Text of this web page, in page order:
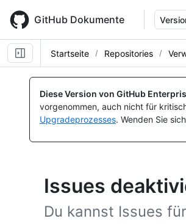
main
content
GitHub Dokumente
Startseite Repositories
Diese Version von GitHub
vorgenommen, auch nicht für
Upgradeprozesses. Wenden Sie
Issues
Du kannst Issues